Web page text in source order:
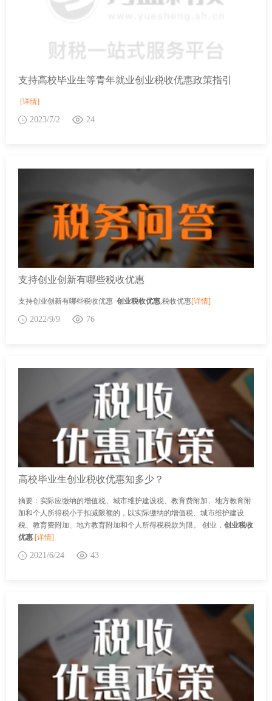
支持高校毕业生等青年就业创业税收优惠政策指引
[详情]
2023/7/2 24
支持创业创新有哪些税收优惠
支持创业创新有哪些税收优惠 创业税收优惠,税收优惠[详情]
2022/9/9 76
高校毕业生创业税收优惠知多少？
摘要：实际应缴纳的增值税、城市维护建设税、教育费附加、地方教育附
加和个人所得税小于扣减限额的，以实际缴纳的增值税、城市维护建设
税、教育费附加、地方教育附加和个人所得税税款为限。 创业， 创业税收
优惠 [详情]
2021/6/24 43